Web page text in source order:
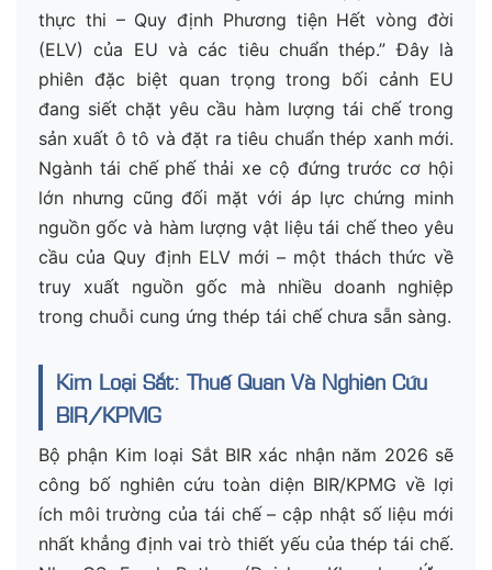
thực thi – Quy định Phương tiện Hết vòng đời
(ELV) của EU và các tiêu chuẩn thép.” Đây là
phiên đặc biệt quan trọng trong bối cảnh EU
đang siết chặt yêu cầu hàm lượng tái chế trong
sản xuất ô tô và đặt ra tiêu chuẩn thép xanh mới.
Ngành tái chế phế thải xe cộ đứng trước cơ hội
lớn nhưng cũng đối mặt với áp lực chứng minh
nguồn gốc và hàm lượng vật liệu tái chế theo yêu
cầu của Quy định ELV mới – một thách thức về
truy xuất nguồn gốc mà nhiều doanh nghiệp
trong chuỗi cung ứng thép tái chế chưa sẵn sàng.
Kim Loại Sắt: Thuế Quan Và Nghiên Cứu
BIR/KPMG
Bộ phận Kim loại Sắt BIR xác nhận năm 2026 sẽ
công bố nghiên cứu toàn diện BIR/KPMG về lợi
ích môi trường của tái chế – cập nhật số liệu mới
nhất khẳng định vai trò thiết yếu của thép tái chế.